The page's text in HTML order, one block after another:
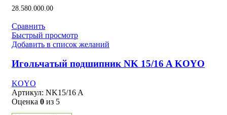
28.580.000.00
Сравнить
Быстрый просмотр
Добавить в список желаний
Игольчатый подшипник NK 15/16 A KOYO
KOYO
Артикул: NK15/16 A
Оценка 0 из 5